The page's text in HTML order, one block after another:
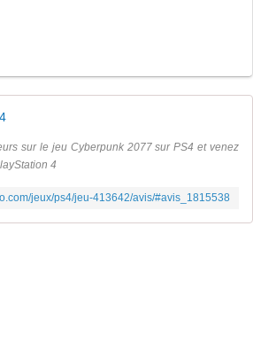
sur le jeu Cyberpunk 2077 sur PS4 et venez
4
jeux/ps4/jeu-413642/avis/#avis_1815538